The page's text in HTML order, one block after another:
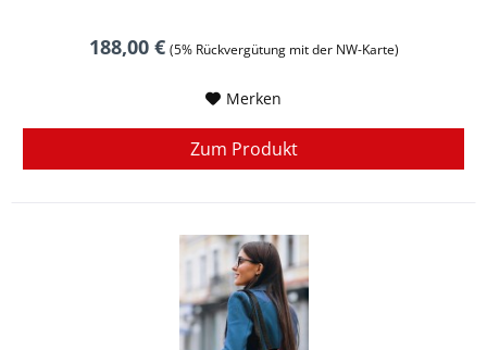
188,00 € (5% Rückvergütung mit der NW-Karte)
Merken
Zum Produkt